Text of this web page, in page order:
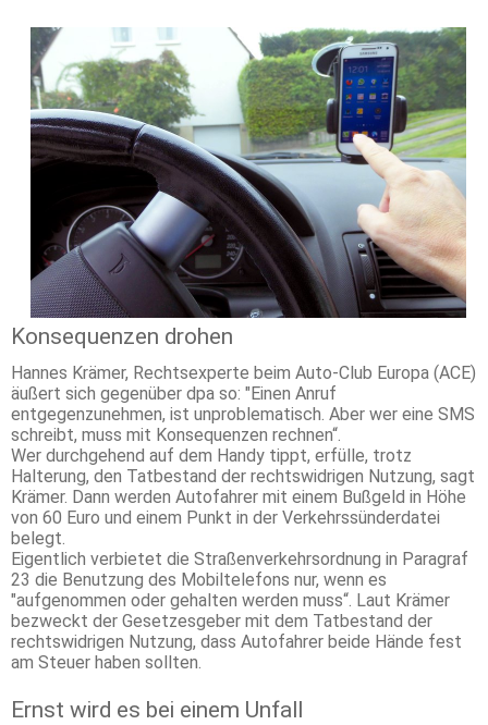
Konsequenzen drohen
Hannes Krämer, Rechtsexperte beim Auto-Club Europa (ACE)
äußert sich gegenüber dpa so: "Einen Anruf
entgegenzunehmen, ist unproblematisch. Aber wer eine SMS
schreibt, muss mit Konsequenzen rechnen“.
Wer durchgehend auf dem Handy tippt, erfülle, trotz
Halterung, den Tatbestand der rechtswidrigen Nutzung, sagt
Krämer. Dann werden Autofahrer mit einem Bußgeld in Höhe
von 60 Euro und einem Punkt in der Verkehrssünderdatei
belegt.
Eigentlich verbietet die Straßenverkehrsordnung in Paragraf
23 die Benutzung des Mobiltelefons nur, wenn es
"aufgenommen oder gehalten werden muss“. Laut Krämer
bezweckt der Gesetzesgeber mit dem Tatbestand der
rechtswidrigen Nutzung, dass Autofahrer beide Hände fest
am Steuer haben sollten.
Ernst wird es bei einem Unfall